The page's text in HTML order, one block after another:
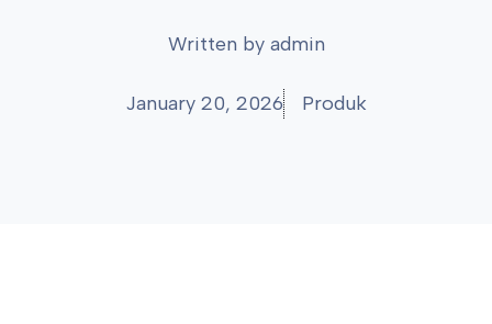
Written by admin
January 20, 2026 Produk